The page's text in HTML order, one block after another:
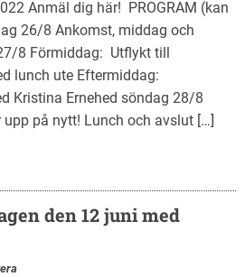
Anmäl dig här! PROGRAM (kan
26/8 Ankomst, middag och
8 Förmiddag: Utflykt till
lunch ute Eftermiddag:
Kristina Ernehed söndag 28/8
på nytt! Lunch och avslut […]
den 12 juni med